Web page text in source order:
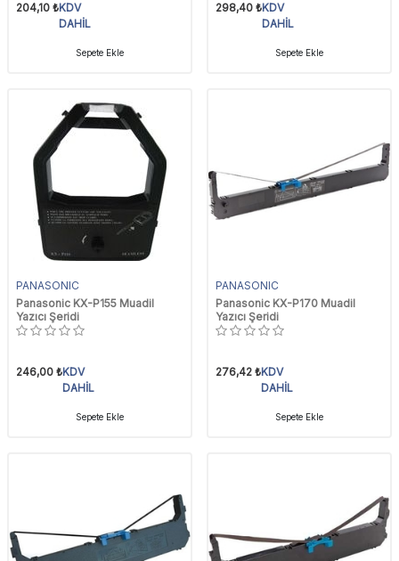
204,10 ₺KDV
DAHİL
Sepete Ekle
298,40 ₺KDV
DAHİL
Sepete Ekle
PANASONIC
Panasonic KX-P155 Muadil
Yazıcı Şeridi
246,00 ₺KDV
DAHİL
Sepete Ekle
PANASONIC
Panasonic KX-P170 Muadil
Yazıcı Şeridi
276,42 ₺KDV
DAHİL
Sepete Ekle